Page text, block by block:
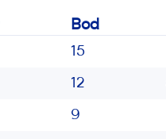
Bod
15
12
9